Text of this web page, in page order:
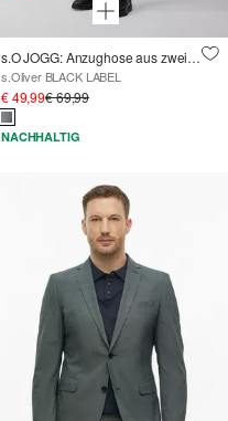
s.O JOGG: Anzughose aus zweifarbigem Piqué-Jersey
s.Oliver BLACK LABEL
€ 49,99€ 69,99
NACHHALTIG